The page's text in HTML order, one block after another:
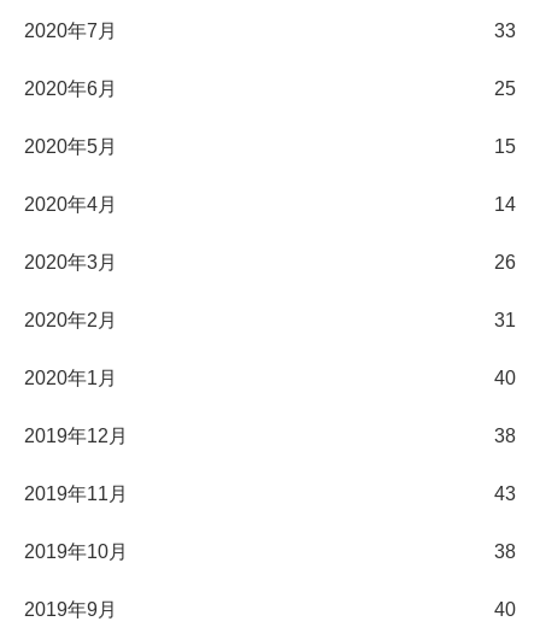
2020年7月 33
2020年6月 25
2020年5月 15
2020年4月 14
2020年3月 26
2020年2月 31
2020年1月 40
2019年12月 38
2019年11月 43
2019年10月 38
2019年9月 40